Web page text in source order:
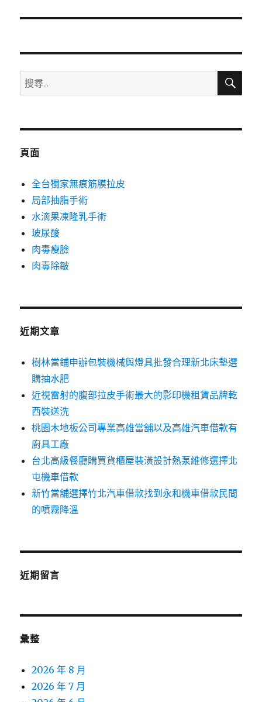
篇
章:
搜
尋
鍵
搜
頁面
全台獨家無痕筋膜拉皮
局部抽脂手術
水滴果凍隆乳手術
玻尿酸
肉毒瘦臉
肉毒除皺
近期文章
樹林當鋪申辦包裝機械與燈具批發合理新北床墊選
購抽水肥
近視雷射的腹部拉皮手術最大的影印機租賃品牌乾
西裝送洗
桃園木地板公司專業高雄當舖以及高雄汽車借款有
廚具工廠
台北高級餐廳購買貨櫃屋裝潢設計熱泵維修選擇北
屯機車借款
新竹當舖選擇竹北汽車借款找到永和機車借款民間
的噴霧降溫
近期留言
彙整
2026 年 8 月
2026 年 7 月